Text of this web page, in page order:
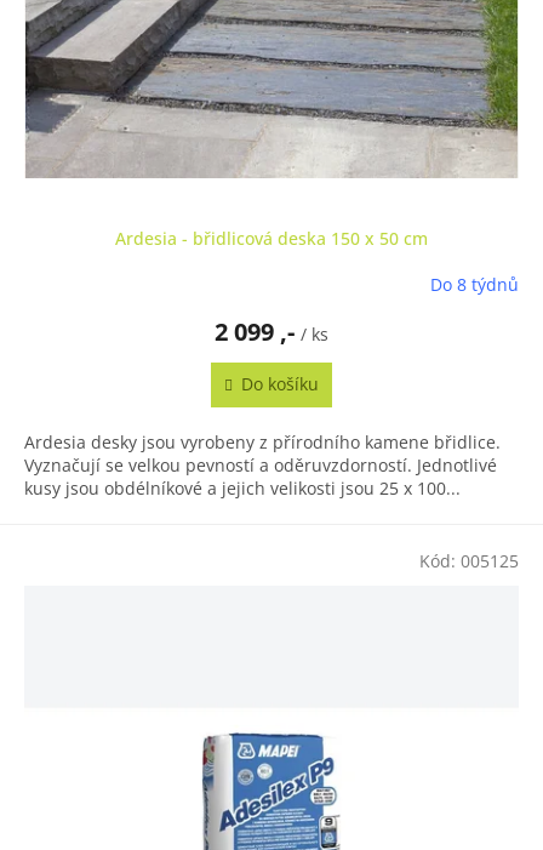
Ardesia - břidlicová deska 150 x 50 cm
Do 8 týdnů
2 099 ,- / ks
Do košíku
Ardesia desky jsou vyrobeny z přírodního kamene břidlice.
Vyznačují se velkou pevností a oděruvzdorností. Jednotlivé
kusy jsou obdélníkové a jejich velikosti jsou 25 x 100...
Kód: 005125